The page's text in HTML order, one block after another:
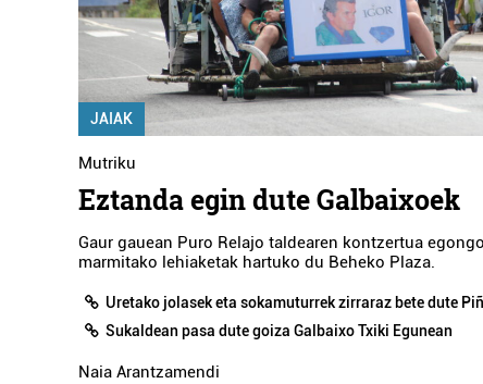
JAIAK
Mutriku
Eztanda egin dute Galbaixoek
Gaur gauean Puro Relajo taldearen kontzertua
marmitako lehiaketak hartuko du Beheko Plaza.
Uretako jolasek eta sokamuturrek zirraraz bete dute
Sukaldean pasa dute goiza Galbaixo Txiki Egunean
Naia Arantzamendi